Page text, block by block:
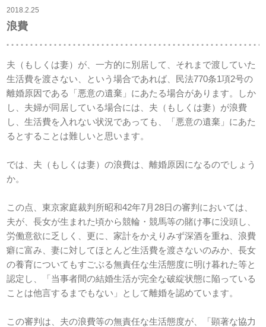
2018.2.25
浪費
夫（もしくは妻）が、一方的に別居して、それまで渡していた
生活費を渡さない、という場合であれば、民法770条1項2号の
離婚原因である「悪意の遺棄」にあたる場合があります。しか
し、夫婦が同居している場合には、夫（もしくは妻）が浪費
し、生活費を入れない状況であっても、「悪意の遺棄」にあた
るとすることは難しいと思います。
では、夫（もしくは妻）の浪費は、離婚原因になるのでしょう
か。
この点、東京家庭裁判所昭和42年7月28日の審判においては、
夫が、長女が生まれた頃から競輪・競馬等の賭け事に没頭し、
労働意欲に乏しく、更に、家計をかえりみず深酒を重ね、浪費
癖に富み、妻に対してほとんど生活費を渡さないのみか、長女
の養育についてもすごぶる無責任な生活態度に明け暮れた等と
認定し、「当事者間の結婚生活が完全な破綻状態に陥っている
ことは他言するまでもない」として離婚を認めています。
この審判は、夫の浪費等の無責任な生活態度が、「顕著な協力